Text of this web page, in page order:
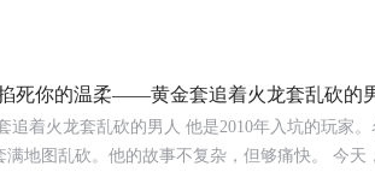
掐死你的温柔——黄金套追着火龙套乱砍的
着火龙套乱砍的男人 他是2010年入坑的玩家
地图乱砍。他的故事不复杂，但够痛快。 今天